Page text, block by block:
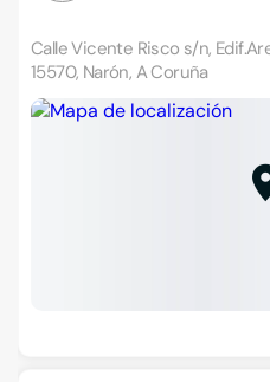
Calle Vicente Risco s/n,
15570, Narón, A Coruña